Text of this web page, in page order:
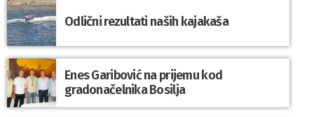
Odlični rezultati naših kajakaša
Enes Garibović na prijemu kod
gradonačelnika Bosilja